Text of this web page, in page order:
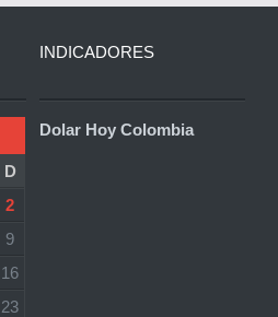
D
2
9
16
23
INDICADORES
Dolar Hoy Colombia